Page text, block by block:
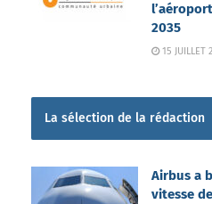
2035
15 JUILLET
La sélection de la rédaction
Airbus a
vitesse